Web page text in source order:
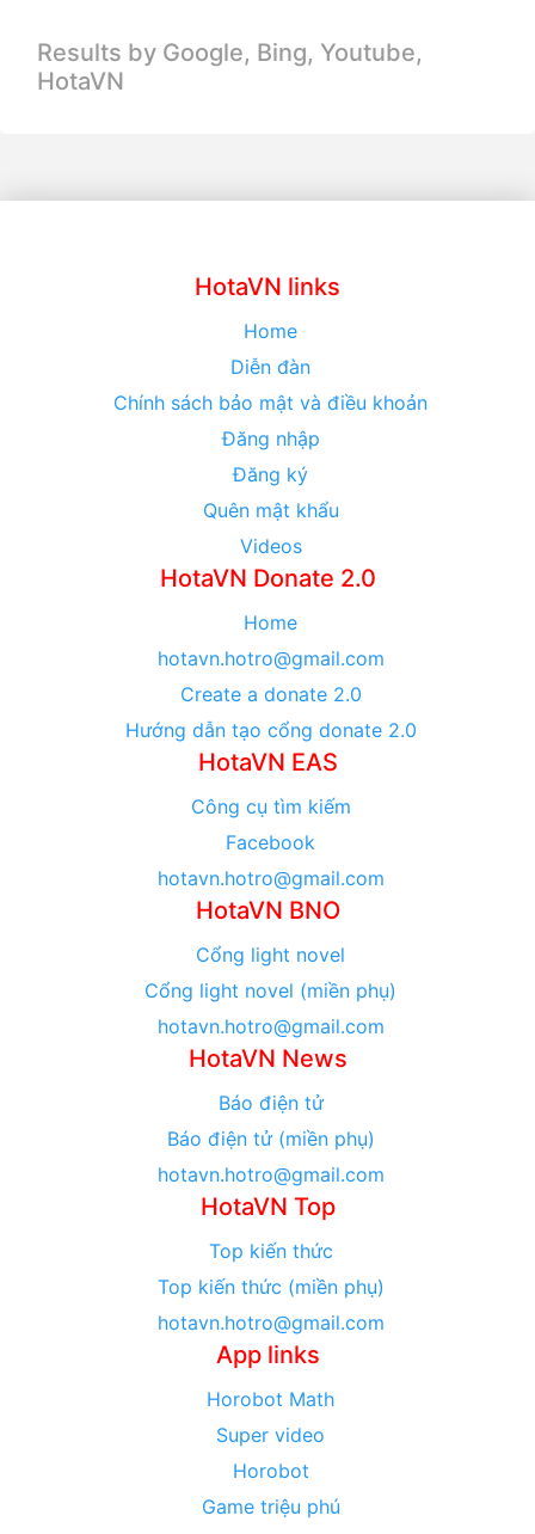
Results by Google, Bing, Youtube,
HotaVN
HotaVN links
Home
Diễn đàn
Chính sách bảo mật và điều khoản
Đăng nhập
Đăng ký
Quên mật khẩu
Videos
HotaVN Donate 2.0
Home
hotavn.hotro@gmail.com
Create a donate 2.0
Hướng dẫn tạo cổng donate 2.0
HotaVN EAS
Công cụ tìm kiếm
Facebook
hotavn.hotro@gmail.com
HotaVN BNO
Cổng light novel
Cổng light novel (miền phụ)
hotavn.hotro@gmail.com
HotaVN News
Báo điện tử
Báo điện tử (miền phụ)
hotavn.hotro@gmail.com
HotaVN Top
Top kiến thức
Top kiến thức (miền phụ)
hotavn.hotro@gmail.com
App links
Horobot Math
Super video
Horobot
Game triệu phú